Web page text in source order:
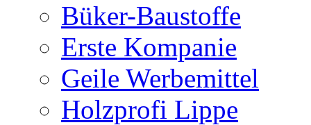
Büker-Baustoffe
Erste Kompanie
Geile Werbemittel
Holzprofi Lippe